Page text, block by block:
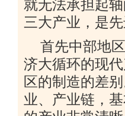
就无法承担起
三大产业，是
首先中部地
济大循环的现
区的制造的差
业、产业链，